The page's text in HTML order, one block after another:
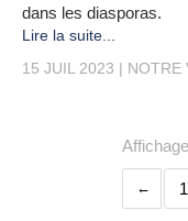
dans les diasporas.
Lire la suite...
15 JUIL 2023
NOTRE
1